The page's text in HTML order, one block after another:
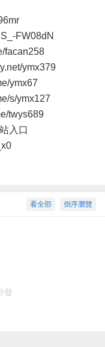
FW08dN
facan258
ymx379
ymx67
s/ymx127
twys689
入口
倒序瀏覽
看全部
發